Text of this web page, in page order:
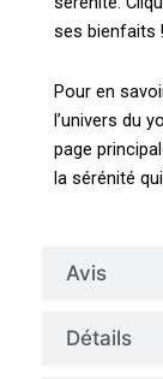
Avis
Détails
ses bienfaits !
Pour en
l’univers du
page
la sérénité